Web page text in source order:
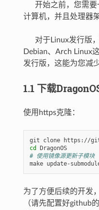
开始之前，您需要
计算机，并且处理器
对于Linux发行版，
Debian、Arch Linux
发行版，这能为您减
1.1 下载
使用https克隆：
git
clone
cd
# 使用镜像源更新子模块
make
为了方便后续的开发
（请先配置好github